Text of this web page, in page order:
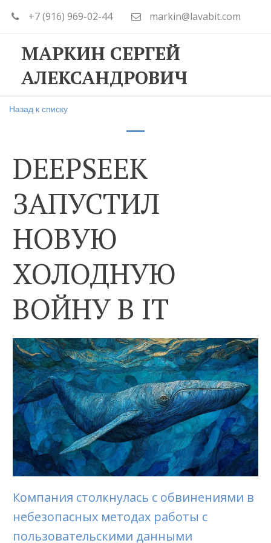
+7 (916) 969-02-44 markin@lavabit.com
МАРКИН СЕРГЕЙ
АЛЕКСАНДРОВИЧ
Назад к списку
DEEPSEEK
ЗАПУСТИЛ
НОВУЮ
ХОЛОДНУЮ
ВОЙНУ В IT
Компания столкнулась с обвинениями в
небезопасных методах работы с
пользовательскими данными